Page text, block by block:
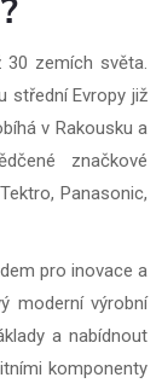
zemích světa.
střední Evropy již
v Rakousku a
značkové
Panasonic,
pro inovace a
moderní výrobní
a nabídnout
komponenty